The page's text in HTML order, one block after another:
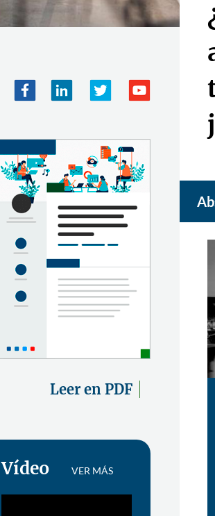
Leer en PDF
Vídeo VER MÁS